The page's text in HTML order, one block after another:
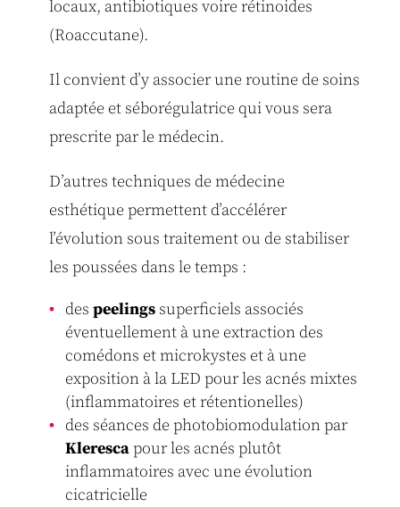
locaux, antibiotiques voire rétinoides
(Roaccutane).
Il convient d’y associer une routine de soins
adaptée et séborégulatrice qui vous sera
prescrite par le médecin.
D’autres techniques de médecine
esthétique permettent d’accélérer
l’évolution sous traitement ou de stabiliser
les poussées dans le temps :
des peelingssuperficiels associés
éventuellement à une extraction des
comédons et microkystes et à une
exposition à la LED pour les acnés mixtes
(inflammatoires et rétentionelles)
des séances de photobiomodulation par
Klerescapour les acnés plutôt
inflammatoires avec une évolution
cicatricielle